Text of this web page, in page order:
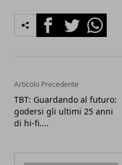
FacebookTwitterWhatsapp
Articolo Precedente
TBT: Guardando al futuro:
godersi gli ultimi 25 anni
di hi-fi....